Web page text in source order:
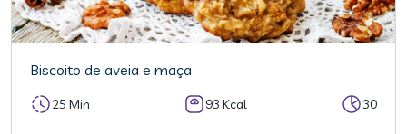
Biscoito de aveia e maça
25 Min 93 Kcal 30